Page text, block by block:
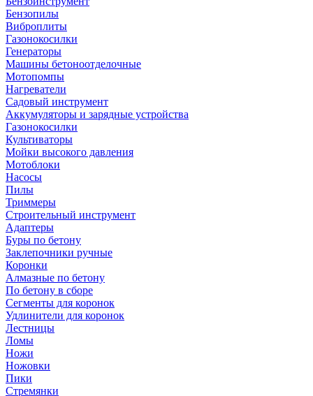
Бензопилы
Виброплиты
Газонокосилки
Генераторы
Машины бетоноотделочные
Мотопомпы
Нагреватели
Садовый инструмент
Аккумуляторы и зарядные устройства
Газонокосилки
Культиваторы
Мойки высокого давления
Мотоблоки
Насосы
Пилы
Триммеры
Строительный инструмент
Адаптеры
Буры по бетону
Заклепочники ручные
Коронки
Алмазные по бетону
По бетону в сборе
Сегменты для коронок
Удлинители для коронок
Лестницы
Ломы
Ножи
Ножовки
Пики
Стремянки